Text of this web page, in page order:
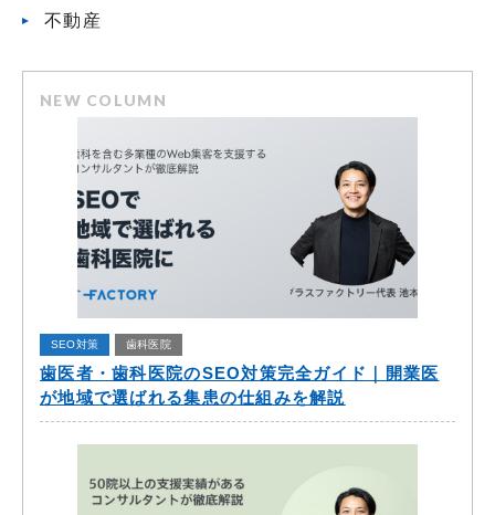
不動産
NEW COLUMN
SEO対策 歯科医院
歯医者・歯科医院のSEO対策完全ガイド｜開業医
が地域で選ばれる集患の仕組みを解説